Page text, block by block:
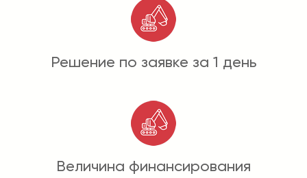
Решение по заявке за 1 день
Величина финансирования